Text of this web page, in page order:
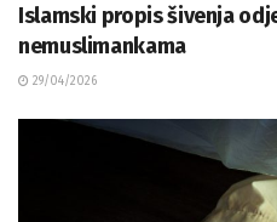
Islamski propis šivenja
nemuslimankama
29/04/2026